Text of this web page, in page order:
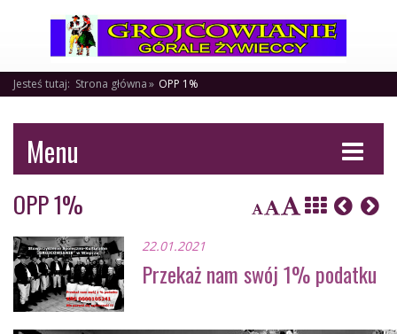
Jesteś tutaj: Strona główna OPP 1%
Menu
OPP 1%
22.01.2021
Przekaż nam swój 1% podatku